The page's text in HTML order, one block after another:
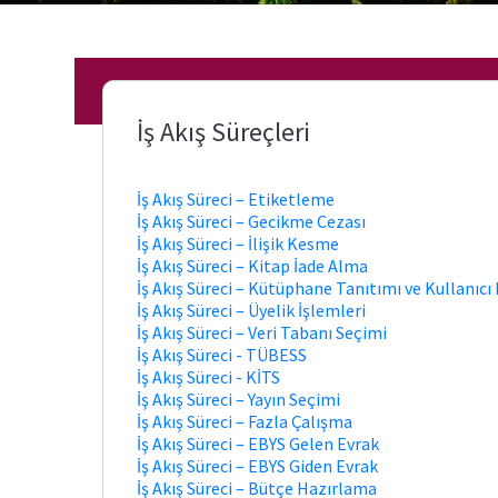
Erişim
Kablosuz
Araştırmacı
İş Akış Süreçleri
İş Akış Süreci – Etiketleme
İş Akış Süreci – Gecikme Cezası
İş Akış Süreci – İlişik Kesme
İş Akış Süreci – Kitap İade Alma
İş Akış Süreci – Kütüphane Tanıtımı ve
İş Akış Süreci – Üyelik İşlemleri
İş Akış Süreci – Veri Tabanı Seçimi
İş Akış Süreci - TÜBESS
İş Akış Süreci - KİTS
İş Akış Süreci – Yayın Seçimi
İş Akış Süreci – Fazla Çalışma
İş Akış Süreci – EBYS Gelen Evrak
İş Akış Süreci – EBYS Giden Evrak
İş Akış Süreci – Bütçe Hazırlama